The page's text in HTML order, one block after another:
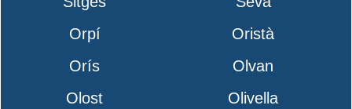
Orpí
Oristà
Orís
Olvan
Olost
Olivella